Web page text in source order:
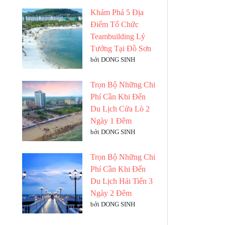
Khám Phá 5 Địa
Điểm Tổ Chức
Teambuilding Lý
Tưởng Tại Đồ Sơn
bởi DONG SINH
Trọn Bộ Những Chi
Phí Cần Khi Đến
Du Lịch Cửa Lò 2
Ngày 1 Đêm
bởi DONG SINH
Trọn Bộ Những Chi
Phí Cần Khi Đến
Du Lịch Hải Tiến 3
Ngày 2 Đêm
bởi DONG SINH